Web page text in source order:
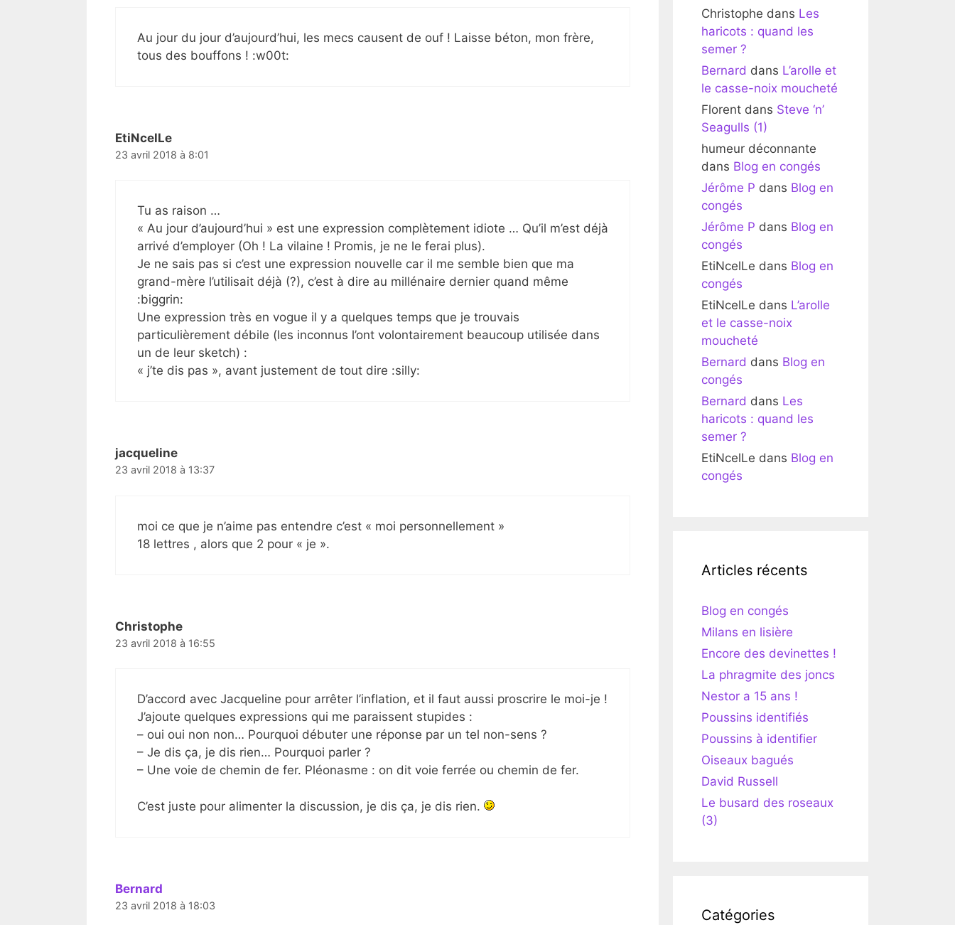
Au jour du jour d’aujourd’hui, les mecs causent de ouf ! Laisse béton, mon frère,
tous des bouffons ! :w00t:
EtiNcelLe
23 avril 2018 à 8:01
Tu as raison …
« Au jour d’aujourd’hui » est une expression complètement idiote … Qu’il m’est déjà
arrivé d’employer (Oh ! La vilaine ! Promis, je ne le ferai plus).
Je ne sais pas si c’est une expression nouvelle car il me semble bien que ma
grand-mère l’utilisait déjà (?), c’est à dire au millénaire dernier quand même
:biggrin:
Une expression très en vogue il y a quelques temps que je trouvais
particulièrement débile (les inconnus l’ont volontairement beaucoup utilisée dans
un de leur sketch) :
« j’te dis pas », avant justement de tout dire :silly:
jacqueline
23 avril 2018 à 13:37
moi ce que je n’aime pas entendre c’est « moi personnellement »
18 lettres , alors que 2 pour « je ».
Christophe
23 avril 2018 à 16:55
D’accord avec Jacqueline pour arrêter l’inflation, et il faut aussi proscrire le moi-je !
J’ajoute quelques expressions qui me paraissent stupides :
– oui oui non non… Pourquoi débuter une réponse par un tel non-sens ?
– Je dis ça, je dis rien… Pourquoi parler ?
– Une voie de chemin de fer. Pléonasme : on dit voie ferrée ou chemin de fer.
C’est juste pour alimenter la discussion, je dis ça, je dis rien.
Bernard
23 avril 2018 à 18:03
Christophe dans Les
haricots : quand les
semer ?
Bernard dans L’arolle et
le casse-noix moucheté
Florent dans Steve ‘n’
Seagulls (1)
humeur déconnante
dans Blog en congés
Jérôme P dans Blog en
congés
Jérôme P dans Blog en
congés
EtiNcelLe dans Blog en
congés
EtiNcelLe dans L’arolle
et le casse-noix
moucheté
Bernard dans Blog en
congés
Bernard dans Les
haricots : quand les
semer ?
EtiNcelLe dans Blog en
congés
Articles récents
Blog en congés
Milans en lisière
Encore des devinettes !
La phragmite des joncs
Nestor a 15 ans !
Poussins identifiés
Poussins à identifier
Oiseaux bagués
David Russell
Le busard des roseaux
(3)
Catégories